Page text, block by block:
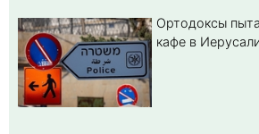
Ортодоксы
кафе в